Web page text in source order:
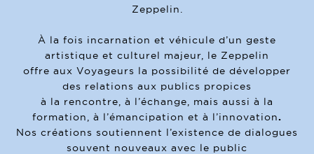
Zeppelin.
À la fois incarnation et véhicule d’un geste
artistique et culturel majeur, le Zeppelin
offre aux Voyageurs la possibilité de développer
des relations aux publics propices
à la rencontre, à l’échange, mais aussi à la
formation, à l’émancipation et à l’innovation.
Nos créations soutiennent l’existence de dialogues
souvent nouveaux avec le public